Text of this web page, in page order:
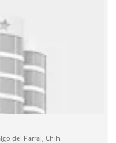
del Parral, Chih.